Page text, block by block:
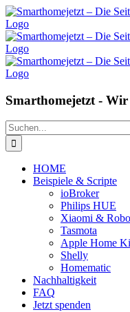
Zum
Inhalt
springen
Smarthomejetzt -
Suche
nach:
HOME
Beispiele & Scripte
ioBroker
Philips HUE
Xiaomi &
Tasmota
Apple Home
Shelly
Homematic
Nachhaltigkeit
FAQ
Jetzt spenden